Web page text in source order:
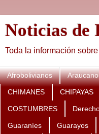
Noticias de
Toda la información
Afrobolivianos
CHIMANES CHIPAYAS
COSTUMBRES
Guaraníes Guarayos